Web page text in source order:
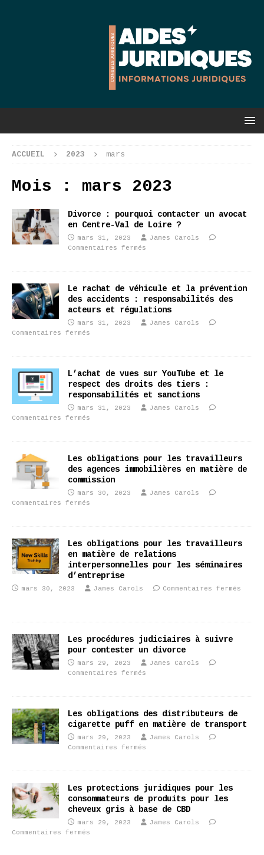
ACCUEIL 2023 mars
Mois : mars 2023
Divorce : pourquoi contacter un avocat
en Centre-Val de Loire ?
mars 31, 2023
James Carols
Commentaires fermés
Le rachat de véhicule et la prévention
des accidents : responsabilités des
acteurs et régulations
mars 31, 2023
James Carols
Commentaires fermés
L’achat de vues sur YouTube et le
respect des droits des tiers :
responsabilités et sanctions
mars 31, 2023
James Carols
Commentaires fermés
Les obligations pour les travailleurs
des agences immobilières en matière de
commission
mars 30, 2023
James Carols
Commentaires fermés
Les obligations pour les travailleurs
en matière de relations
interpersonnelles pour les séminaires
d’entreprise
mars 30, 2023 James Carols Commentaires fermés
Les procédures judiciaires à suivre
pour contester un divorce
mars 29, 2023
James Carols
Commentaires fermés
Les obligations des distributeurs de
cigarette puff en matière de transport
mars 29, 2023
James Carols
Commentaires fermés
Les protections juridiques pour les
consommateurs de produits pour les
cheveux gris à base de CBD
mars 29, 2023
James Carols
Commentaires fermés